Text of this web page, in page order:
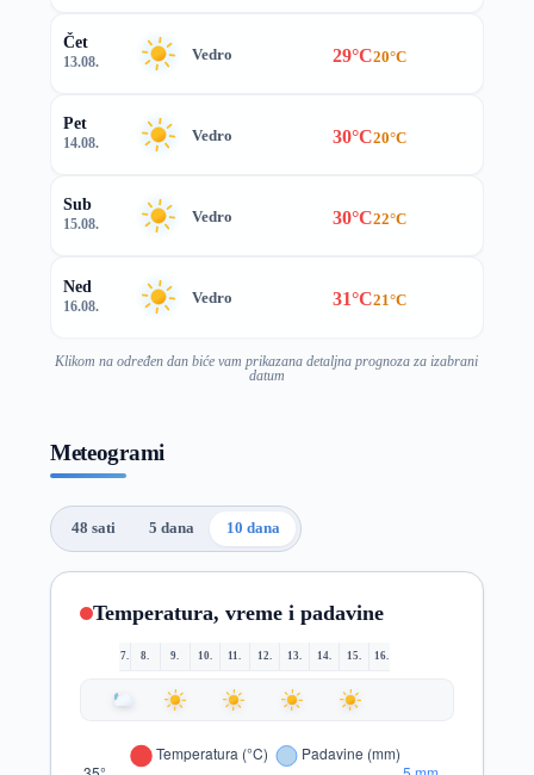
Čet
13.08. Vedro 29°C20°C
Pet
14.08. Vedro 30°C20°C
Sub
15.08. Vedro 30°C22°C
Ned
16.08. Vedro 31°C21°C
Klikom na određen dan biće vam prikazana detaljna prognoza za izabrani
datum
Meteogrami
48 sati 5 dana 10 dana
Temperatura, vreme i padavine
7. 8. 9. 10. 11. 12. 13. 14. 15. 16.